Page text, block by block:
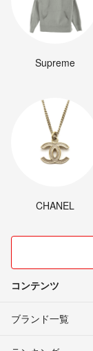
Supreme
CHANEL
コンテンツ
ブランド一覧